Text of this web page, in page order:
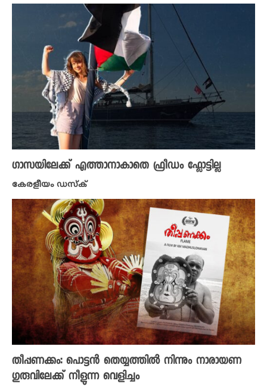
ഗാസയിലേക്ക് എത്താനാകാതെ ഫ്രീഡം ഫ്ലോട്ടില്ല
കേരളീയം ഡസ്ക്
തീപ്പണക്കം: പൊട്ടൻ തെയ്യത്തിൽ നിന്നും നാരായണ
ഗുരുവിലേക്ക് നീളുന്ന വെളിച്ചം